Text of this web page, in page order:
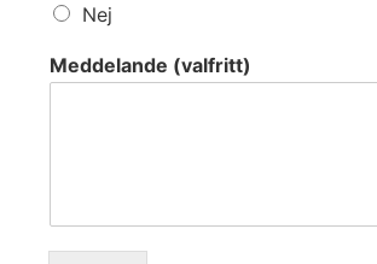
v
Nej
Meddelande (valfritt)